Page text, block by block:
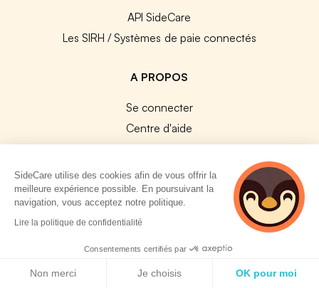
API SideCare
Les SIRH / Systèmes de paie connectés
A PROPOS
Se connecter
Centre d'aide
Nous contacter
Notre équipe
Témoignages
Travailler chez SideCare
CGU & RGPD
Cookies
SideCare utilise des cookies afin de vous offrir la
meilleure expérience possible. En poursuivant la
navigation, vous acceptez notre politique.
Lire la politique de confidentialité
Consentements certifiés par
Non merci Je choisis OK pour moi
2 personnes
consultent
actuellement cette